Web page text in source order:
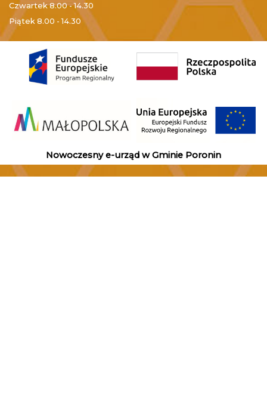
Czwartek8.00 - 14.30
Piątek 8.00 - 14.30
Nowoczesny e-urząd w Gminie Poronin